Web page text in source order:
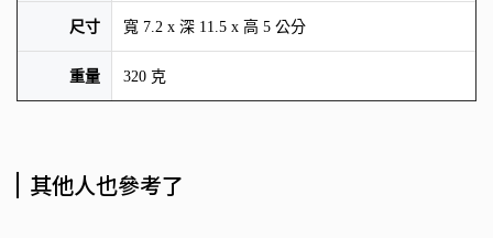
尺寸 寬 7.2 x 深 11.5 x 高 5 公分
重量 320 克
其他人也參考了